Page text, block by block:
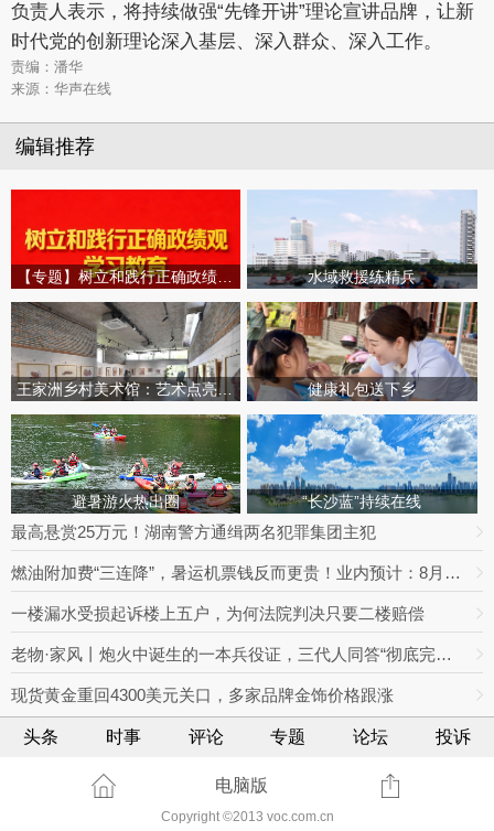
负责人表示，将持续做强“先锋开讲”理论宣讲品牌，让新
时代党的创新理论深入基层、深入群众、深入工作。
责编：潘华
来源：华声在线
编辑推荐
水域救援练精兵
王家洲乡村美术馆：艺术点亮田园乡村 健康礼包送下乡
避暑游火热出圈 “长沙蓝”持续在线
最高悬赏25万元！湖南警方通缉两名犯罪集团主犯
燃油附加费“三连降”，暑运机票钱反而更贵！业内预计：8月下旬将迎回落拐点
一楼漏水受损起诉楼上五户，为何法院判决只要二楼赔偿
老物·家风丨炮火中诞生的一本兵役证，三代人同答“彻底完成任务”
现货黄金重回4300美元关口，多家品牌金饰价格跟涨
头条 时事 评论 专题 论坛 投诉
电脑版
Copyright ©2013 voc.com.cn